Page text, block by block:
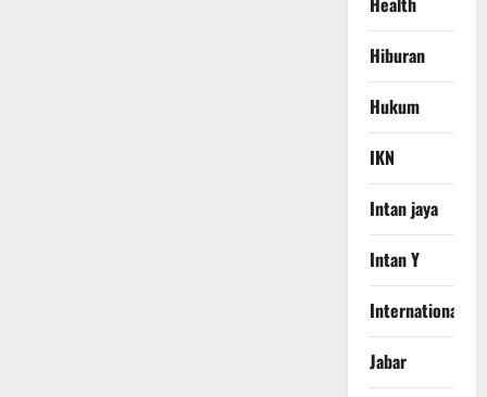
Hiburan
Hukum
IKN
Intan jaya
Intan Y
International
Jabar